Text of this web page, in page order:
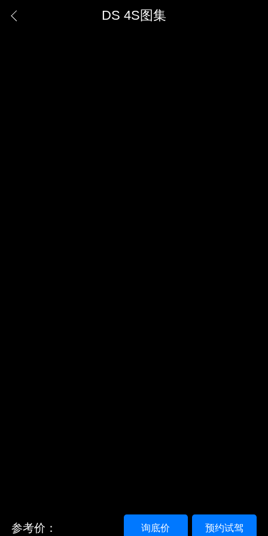
DS 4S图集
参考价： 预约试驾
询底价